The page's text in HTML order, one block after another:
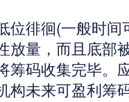
徘徊(一般时间
放量，而且底部
筹码收集完毕。
构未来可盈利筹